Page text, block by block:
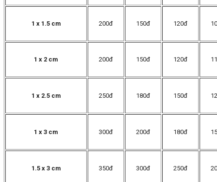
1 x 1.5 cm 200đ 150đ 120đ
1 x 2 cm 200đ 150đ 120đ
1 x 2.5 cm 250đ 180đ 150đ
1 x 3 cm 300đ 200đ 180đ
1.5 x 3 cm 350đ 300đ 250đ